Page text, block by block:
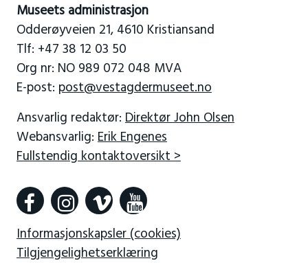
Museets administrasjon
Odderøyveien 21, 4610 Kristiansand
Tlf: +47 38 12 03 50
Org nr: NO 989 072 048 MVA
E-post: post@vestagdermuseet.no
Ansvarlig redaktør: Direktør John Olsen
Webansvarlig: Erik Engenes
Fullstendig kontaktoversikt >
Informasjonskapsler (cookies)
Tilgjengelighetserklæring